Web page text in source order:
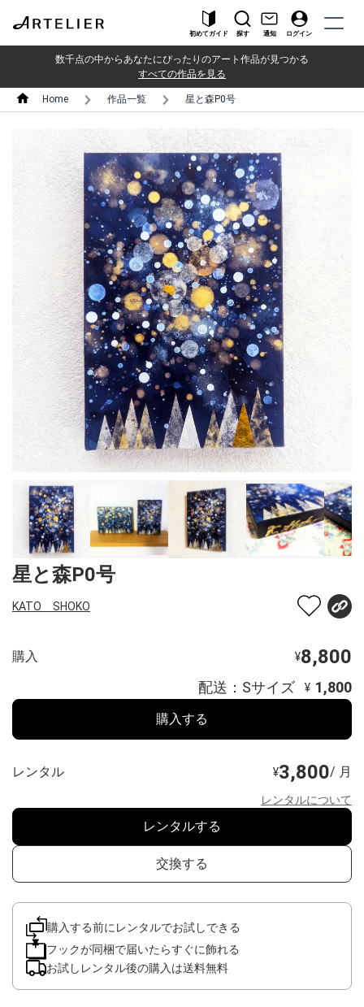
初めてガイド 探す 通知 ログイン
数千点の中からあなたにぴったりのアート作品が見つかる
すべての作品を見る
Home 作品一覧 星と森P0号
星と森P0号
KATO SHOKO
購入 ¥8,800
配送：Sサイズ ¥ 1,800
購入する
レンタル ¥3,800/ 月
レンタルについて
レンタルする
交換する
購入する前にレンタルでお試しできる
フックが同梱で届いたらすぐに飾れる
お試しレンタル後の購入は送料無料